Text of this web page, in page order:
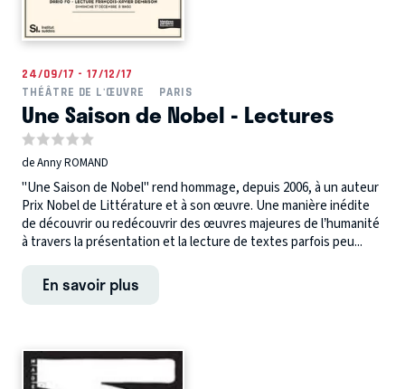
24/09/17 - 17/12/17
THÉÂTRE DE L'ŒUVRE
PARIS
Une Saison de Nobel - Lectures
de Anny ROMAND
"Une Saison de Nobel" rend hommage, depuis 2006, à un auteur
Prix Nobel de Littérature et à son œuvre. Une manière inédite
de découvrir ou redécouvrir des œuvres majeures de l’humanité
à travers la présentation et la lecture de textes parfois peu...
En savoir plus